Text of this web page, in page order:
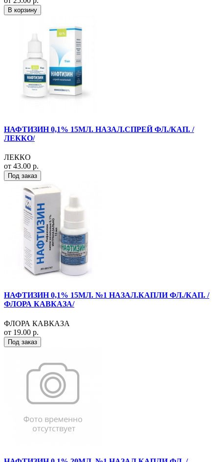
В корзину
НАФТИЗИН 0,1% 15МЛ. НАЗАЛ.СПРЕЙ ФЛ./КАП. /
ЛЕККО/
ЛЕККО
от 43.00 р.
Под заказ
НАФТИЗИН 0,1% 15МЛ. №1 НАЗАЛ.КАПЛИ ФЛ./КАП. /
ФЛОРА КАВКАЗА/
ФЛОРА КАВКАЗА
от 19.00 р.
Под заказ